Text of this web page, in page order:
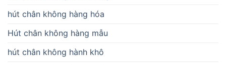
hút chân không hàng hóa
Hút chân không hàng mẫu
hút chân không hành khô